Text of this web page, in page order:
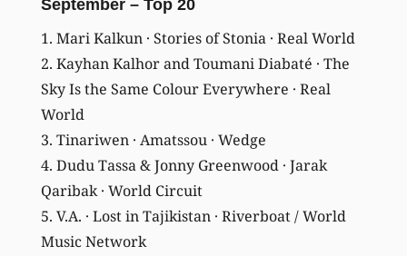
September – Top 20
1. Mari Kalkun · Stories of Stonia · Real World
2. Kayhan Kalhor and Toumani Diabaté · The
Sky Is the Same Colour Everywhere · Real
World
3. Tinariwen · Amatssou · Wedge
4. Dudu Tassa & Jonny Greenwood · Jarak
Qaribak · World Circuit
5. V.A. · Lost in Tajikistan · Riverboat / World
Music Network